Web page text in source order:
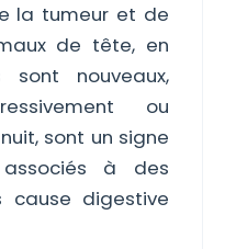
la tumeur et de
de tête, en
sont nouveaux,
ou
sont un signe
à des
cause digestive